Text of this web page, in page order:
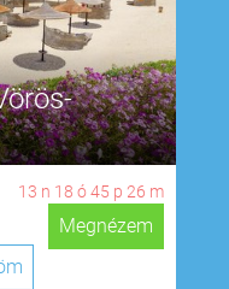
13 n 18 ó45 p 25 m
Megnézem